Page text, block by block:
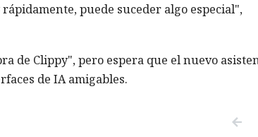
puede suceder algo especial",
de Clippy", pero espera que el nuevo
de IA amigables.